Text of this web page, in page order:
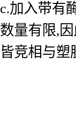
c.加入带有
数量有限,
皆竞相与塑